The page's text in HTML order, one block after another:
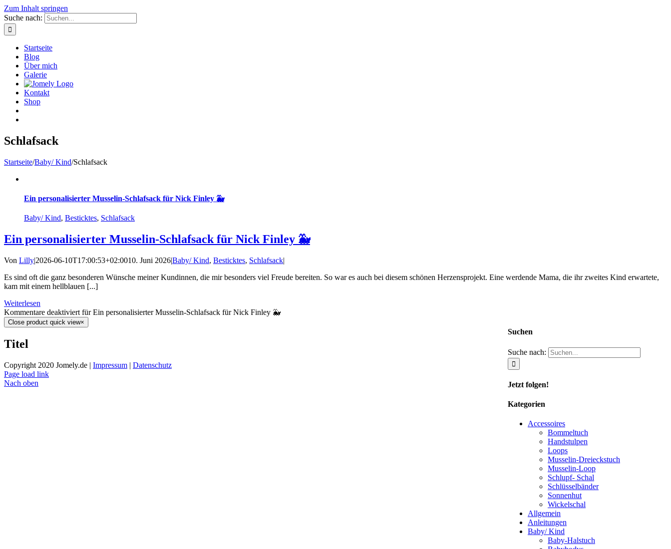
Zum Inhalt springen
Suche nach:
Startseite
Blog
Über mich
Galerie
Kontakt
Shop
Schlafsack
Startseite/Baby/ Kind/Schlafsack
Ein personalisierter Musselin-Schlafsack für Nick Finley 🐳
Baby/ Kind, Besticktes, Schlafsack
Ein personalisierter Musselin-Schlafsack für Nick Finley 🐳
Von Lilly|2026-06-10T17:00:53+02:0010. Juni 2026|Baby/ Kind, Besticktes, Schlafsack|
Es sind oft die ganz besonderen Wünsche meiner Kundinnen, die mir besonders viel Freude bereiten. So war es auch bei diesem schönen Herzensprojekt. Eine werdende Mama, die ihr zweites Kind erwartete,
kam mit einem hellblauen [...]
Weiterlesen
Kommentare deaktiviert für Ein personalisierter Musselin-Schlafsack für Nick Finley 🐳
Suchen
Suche nach:
Jetzt folgen!
Kategorien
Accessoires
Bommeltuch
Handstulpen
Loops
Musselin-Dreieckstuch
Musselin-Loop
Schlupf- Schal
Schlüsselbänder
Sonnenhut
Wickelschal
Allgemein
Anleitungen
Baby/ Kind
Baby-Halstuch
Close product quick view×
Titel
Copyright 2020 Jomely.de | Impressum | Datenschutz
Page load link
Nach oben